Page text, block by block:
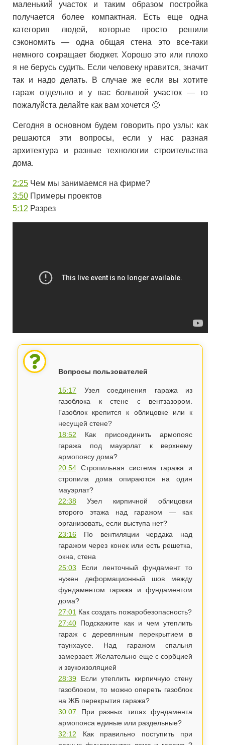
маленький участок и таким образом постройка
получается более компактная. Есть еще одна
категория людей, которые просто решили
сэкономить — одна общая стена это все-таки
немного сокращает бюджет. Хорошо это или плохо
я не берусь судить. Если человеку нравится, значит
так и надо делать. В случае же если вы хотите
гараж отдельно и у вас большой участок — то
пожалуйста делайте как вам хочется 🙂
Сегодня в основном будем говорить про узлы: как
решаются эти вопросы, если у нас разная
архитектура и разные технологии строительства
дома.
2:25 Чем мы занимаемся на фирме?
3:50 Примеры проектов
5:12 Разрез
Вопросы пользователей
15:17 Узел соединения гаража из
газоблока к стене с вентзазором.
Газоблок крепится к облицовке или к
несущей стене?
18:52 Как присоединить армопояс
гаража под мауэрлат к верхнему
армопоясу дома?
20:54 Стропильная система гаража и
стропила дома опираются на один
мауэрлат?
22:38 Узел кирпичной облицовки
второго этажа над гаражом — как
организовать, если выступа нет?
23:16 По вентиляции чердака над
гаражом через конек или есть решетка,
окна, стена
25:03 Если ленточный фундамент то
нужен деформационный шов между
фундаментом гаража и фундаментом
дома?
27:01 Как создать пожаробезопасность?
27:40 Подскажите как и чем утеплить
гараж с деревянным перекрытием в
таунхаусе. Над гаражом спальня
замерзает. Желательно еще с сорбцией
и звукоизоляцией
28:39 Если утеплить кирпичную стену
газоблоком, то можно опереть газоблок
на ЖБ перекрытия гаража?
30:07 При разных типах фундамента
армопояса единые или раздельные?
32:12 Как правильно поступить при